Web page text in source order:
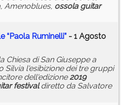
Amenoblues, ossola guitar
“Paola Ruminelli” - 1 Agosto
Chiesa di San Giuseppe a
Silvia l'esibizione dei tre gruppi
dell'edizione2019
festivaldiretto da Salvatore